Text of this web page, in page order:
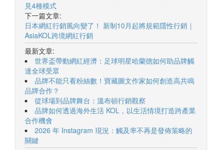
見4種模式
下一篇文章:
日本網紅行銷風向變了！ 新制10月起將規範隱性行銷｜
AsiaKOL跨境網紅行銷
最新文章:
世界盃帶動網紅經濟：足球明星哈蘭德如何助品牌觸
達全球受眾
品牌不能只看粉絲數！寶藏圖文作家如何創造高共鳴
品牌合作？
從球場到品牌舞台：溫布頓行銷觀察
品牌如何透過海外生活 KOL，以生活情境打造跨產業
合作機會
2026 年 Instagram 現況：觸及率不再是發佈策略的
關鍵